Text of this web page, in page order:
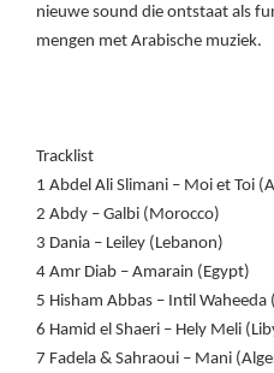
nieuwe sound die ontstaat als
mengen met Arabische muziek.
Tracklist
1 Abdel Ali Slimani – Moi et Toi
2 Abdy – Galbi (Morocco)
3 Dania – Leiley (Lebanon)
4 Amr Diab – Amarain (Egypt)
5 Hisham Abbas – Intil Waheeda
6 Hamid el Shaeri – Hely Meli
7 Fadela & Sahraoui – Mani